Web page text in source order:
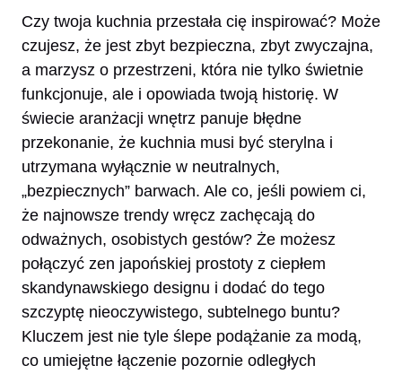
Czy twoja kuchnia przestała cię inspirować? Może
czujesz, że jest zbyt bezpieczna, zbyt zwyczajna,
a marzysz o przestrzeni, która nie tylko świetnie
funkcjonuje, ale i opowiada twoją historię. W
świecie aranżacji wnętrz panuje błędne
przekonanie, że kuchnia musi być sterylna i
utrzymana wyłącznie w neutralnych,
„bezpiecznych” barwach. Ale co, jeśli powiem ci,
że najnowsze trendy wręcz zachęcają do
odważnych, osobistych gestów? Że możesz
połączyć zen japońskiej prostoty z ciepłem
skandynawskiego designu i dodać do tego
szczyptę nieoczywistego, subtelnego buntu?
Kluczem jest nie tyle ślepe podążanie za modą,
co umiejętne łączenie pozornie odległych